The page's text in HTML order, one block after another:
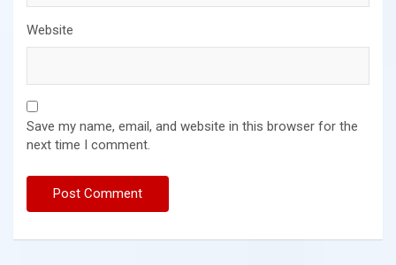
Website
Save my name, email, and website in this browser for the
next time I comment.